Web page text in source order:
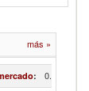
más »
: 0.07